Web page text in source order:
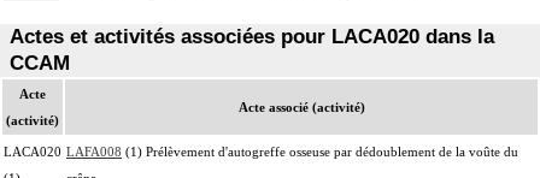
Actes et activités associées pour LACA020 dans la
CCAM
Acte
(activité)
Acte associé (activité)
LACA020 LAFA008 (1) Prélèvement d'autogreffe osseuse par dédoublement de la voûte du